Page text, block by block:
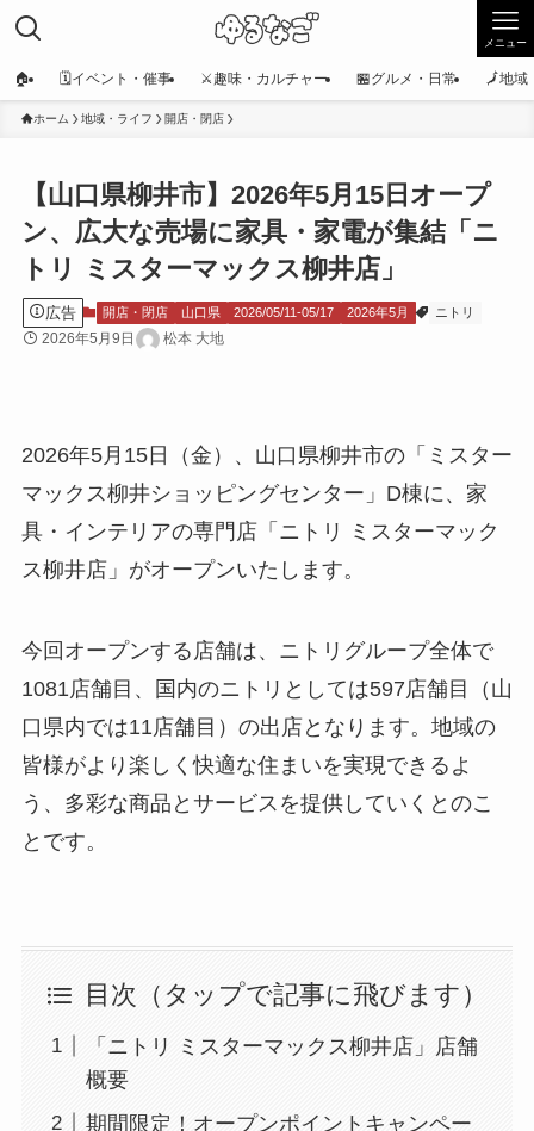
メニュー
🏠 🗓️イベント・催事 ⚔️趣味・カルチャー 🏪グルメ・日常 🗾地域
ホーム 地域・ライフ 開店・閉店
【山口県柳井市】2026年5月15日オープ
ン、広大な売場に家具・家電が集結「ニ
トリ ミスターマックス柳井店」
広告 開店・閉店 山口県 2026/05/11-05/17 2026年5月 ニトリ
2026年5月9日 松本 大地
2026年5月15日（金）、山口県柳井市の「ミスター
マックス柳井ショッピングセンター」D棟に、家
具・インテリアの専門店「ニトリ ミスターマック
ス柳井店」がオープンいたします。
今回オープンする店舗は、ニトリグループ全体で
1081店舗目、国内のニトリとしては597店舗目（山
口県内では11店舗目）の出店となります。地域の
皆様がより楽しく快適な住まいを実現できるよ
う、多彩な商品とサービスを提供していくとのこ
とです。
目次（タップで記事に飛びます）
「ニトリ ミスターマックス柳井店」店舗
概要
期間限定！オープンポイントキャンペー